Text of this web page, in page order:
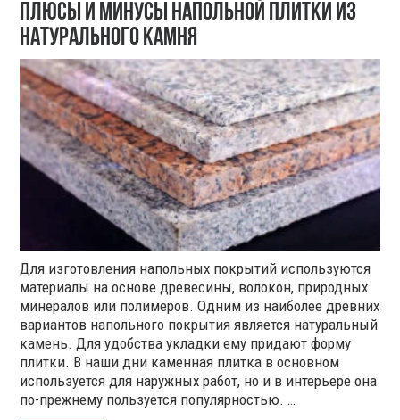
Плюсы и минусы напольной плитки из
натурального камня
Для изготовления напольных покрытий используются
материалы на основе древесины, волокон, природных
минералов или полимеров. Одним из наиболее древних
вариантов напольного покрытия является натуральный
камень. Для удобства укладки ему придают форму
плитки. В наши дни каменная плитка в основном
используется для наружных работ, но и в интерьере она
по-прежнему пользуется популярностью. …